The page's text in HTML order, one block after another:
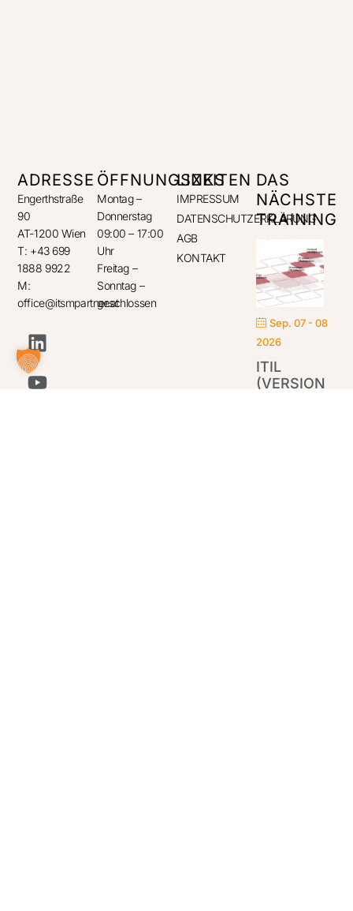
ADRESSE
Engerthstraße
90
AT-1200 Wien
T: +43 699
1888 9922
M:
office@itsmpartner.at
ÖFFNUNGSZEITEN
Montag –
Donnerstag
09:00 – 17:00
Uhr
Freitag –
Sonntag –
geschlossen
LINKS
IMPRESSUM
DATENSCHUTZERKLÄRUNG
AGB
KONTAKT
DAS
NÄCHSTE
TRAINING
Sep. 07 - 08
2026
ITIL
(VERSION